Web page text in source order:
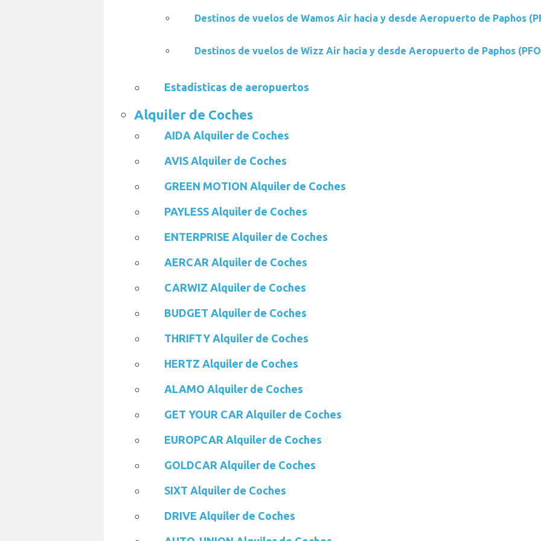
Destinos de vuelos de Wamos Air hacia y desde Aeropuerto de Paphos
Destinos de vuelos de Wizz Air hacia y desde Aeropuerto de Paphos
Estadísticas de aeropuertos
Alquiler de Coches
AIDA Alquiler de Coches
AVIS Alquiler de Coches
GREEN MOTION Alquiler de Coches
PAYLESS Alquiler de Coches
ENTERPRISE Alquiler de Coches
AERCAR Alquiler de Coches
CARWIZ Alquiler de Coches
BUDGET Alquiler de Coches
THRIFTY Alquiler de Coches
HERTZ Alquiler de Coches
ALAMO Alquiler de Coches
GET YOUR CAR Alquiler de Coches
EUROPCAR Alquiler de Coches
GOLDCAR Alquiler de Coches
SIXT Alquiler de Coches
DRIVE Alquiler de Coches